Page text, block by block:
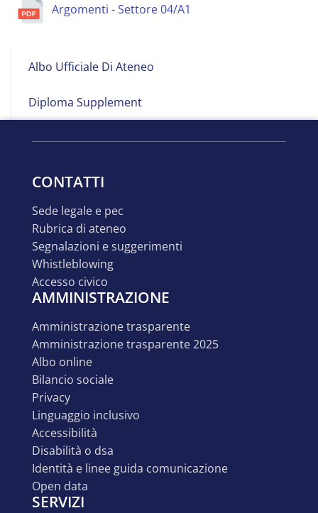
Albo
Albo Ufficiale Di Ateneo
Diploma Supplement
Argomenti - Settore 04/A1
CONTATTI
sede legale e pec
rubrica di ateneo
segnalazioni e suggerimenti
whistleblowing
accesso civico
AMMINISTRAZIONE
amministrazione trasparente
amministrazione trasparente 2025
albo online
bilancio sociale
privacy
linguaggio inclusivo
accessibilità
disabilità o dsa
identità e linee guida comunicazione
open data
SERVIZI